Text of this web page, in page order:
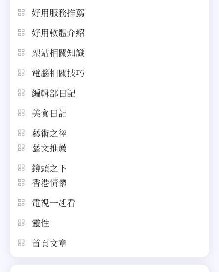
好用服務推薦
好用軟體介紹
架站相關知識
電腦相關技巧
編輯部日記
美食日記
藝術之徑
藝文推薦
鏡頭之下
香港情懷
電視一起看
靈性
首頁文章